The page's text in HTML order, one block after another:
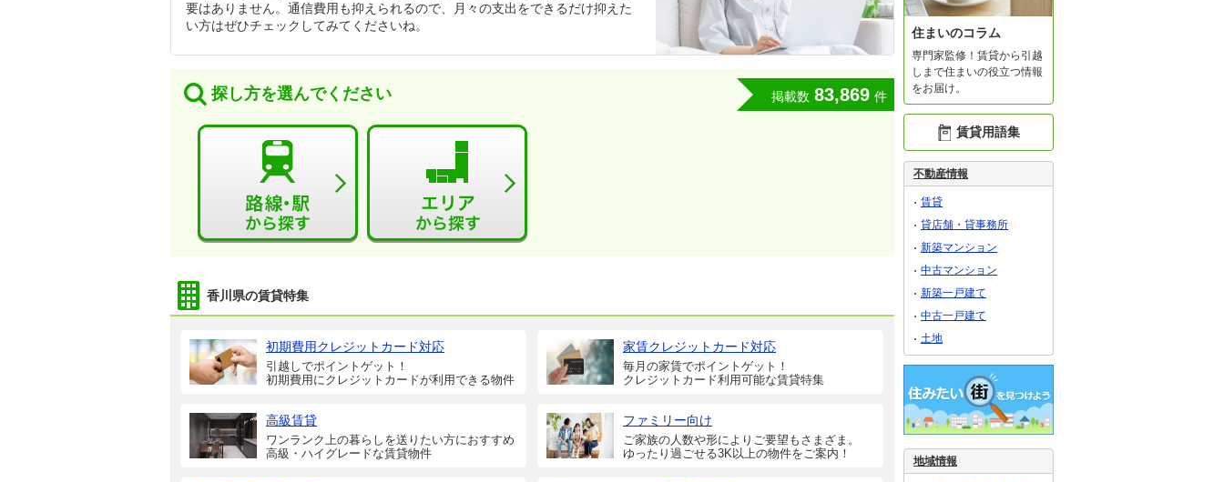
要はありません。通信費用も抑えられるので、月々の支出をできるだけ抑えた
い方はぜひチェックしてみてくださいね。
探し方を選んでください 掲載数 83,869 件
香川県の賃貸特集
初期費用クレジットカード対応
引越しでポイントゲット！
初期費用にクレジットカードが利用できる物件
家賃クレジットカード対応
毎月の家賃でポイントゲット！
クレジットカード利用可能な賃貸特集
高級賃貸
ワンランク上の暮らしを送りたい方におすすめ
高級・ハイグレードな賃貸物件
ファミリー向け
ご家族の人数や形によりご要望もさまざま。
ゆったり過ごせる3K以上の物件をご案内！
住まいのコラム
専門家監修！賃貸から引越
しまで住まいの役立つ情報
をお届け。
賃貸用語集
不動産情報
賃貸
貸店舗・貸事務所
新築マンション
中古マンション
新築一戸建て
中古一戸建て
土地
地域情報